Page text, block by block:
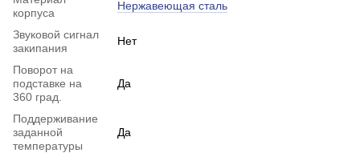
корпуса
Нержавеющая сталь
Звуковой сигнал
закипания
Нет
Поворот на
подставке на
360 град.
Да
Поддерживание
заданной
температуры
Да